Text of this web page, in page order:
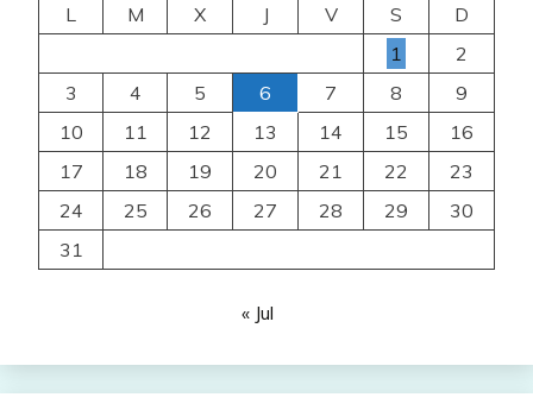
L M X J V S
D
1
2
3
4 5 6 7 8
9
10
11 12 13 14 15
16
17
18 19 20 21 22
23
24
25 26 27 28 29
30
31
« Jul